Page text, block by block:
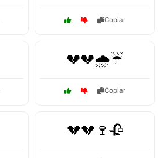
Copiar
💔💔🌧️☔
Copiar
💔💔🍷🥀